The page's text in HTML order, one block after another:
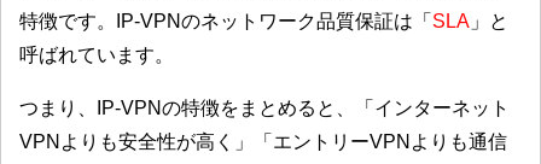
特徴です。IP-VPNのネットワーク品質保証は「 SLA 」と
呼ばれています。
つまり、IP-VPNの特徴をまとめると、「 インターネット
VPNよりも安全性が高く
」「 エントリーVPNよりも通信